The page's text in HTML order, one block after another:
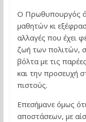
Ο Πρωθυπουργός
μαθητών κι
αλλαγές που έχει
ζωή των πολιτών,
βόλτα με τις
και την προσευχή
πιστούς.
Επεσήμανε όμως
αποστάσεων, με